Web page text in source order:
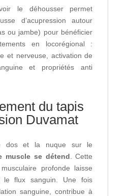
le déhousser permet
d’acupression autour
ou jambe) pour bénéficier
en locorégional :
et nerveuse, activation de
et propriétés anti
du tapis
Duvamat
dos et la nuque sur le
muscle se détend . Cette
profonde laisse
le flux sanguin. Une fois
sanguine, contribue à